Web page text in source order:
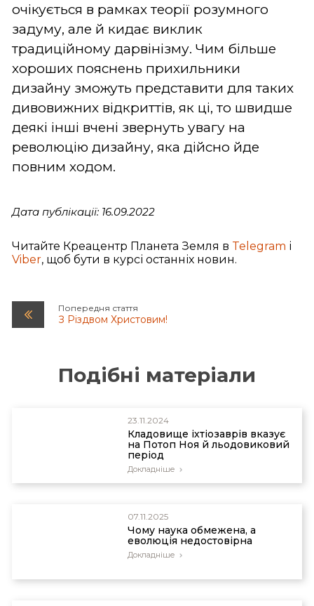
очікується в рамках теорії розумного
задуму, але й кидає виклик
традиційному дарвінізму. Чим більше
хороших пояснень прихильники
дизайну зможуть представити для таких
дивовижних відкриттів, як ці, то швидше
деякі інші вчені звернуть увагу на
революцію дизайну, яка дійсно йде
повним ходом.
Дата публікації: 16.09.2022
Читайте Креацентр Планета Земля в Telegram і
Viber, щоб бути в курсі останніх новин.
Попередня стаття
З Різдвом Христовим!
Подібні матеріали
23.11.2024
Кладовище іхтіозаврів вказує
на Потоп Ноя й льодовиковий
період
Докладніше
07.11.2025
Чому наука обмежена, а
еволюція недостовірна
Докладніше